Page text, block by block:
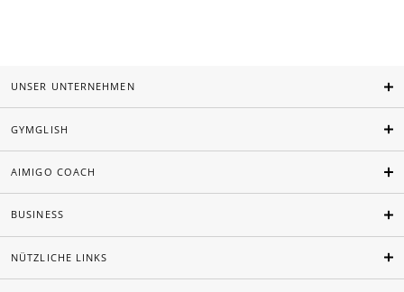
UNSER UNTERNEHMEN
GYMGLISH
AIMIGO COACH
BUSINESS
NÜTZLICHE LINKS